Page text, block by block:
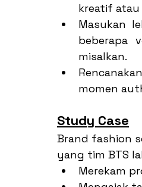
kreatif atau
Masukan
beberapa
misalkan.
momen
Study Case
Brand fashion
yang tim BTS
Merekam